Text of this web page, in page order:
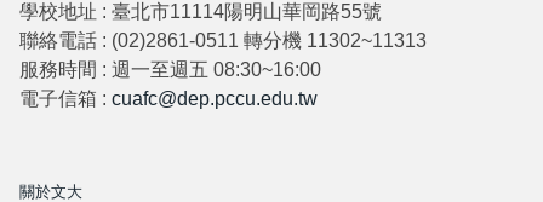
學校地址 : 臺北市11114陽明山華岡路55號
聯絡電話 : (02)2861-0511 轉分機 11302~11313
服務時間 : 週一至週五 08:30~16:00
電子信箱 : cuafc@dep.pccu.edu.tw
關於文大